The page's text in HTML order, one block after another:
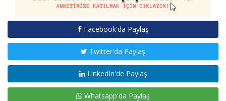
Facebook'da Paylaş
Twitter'da Paylaş
LinkedIn'de Paylaş
Whatsapp'da Paylaş